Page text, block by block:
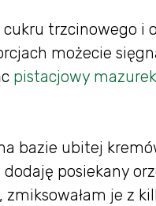
trzcinowego i
możecie
pistacjowy mazurek
bazie ubitej
posiekany
je z